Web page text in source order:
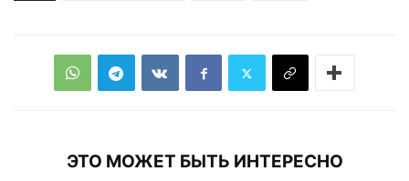
ЭТО МОЖЕТ БЫТЬ ИНТЕРЕСНО